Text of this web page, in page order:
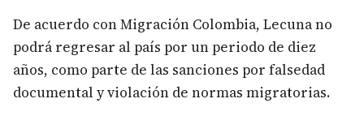
De acuerdo con Migración Colombia, Lecuna no
podrá regresar al país por un periodo de diez
años, como parte de las sanciones por falsedad
documental y violación de normas migratorias.